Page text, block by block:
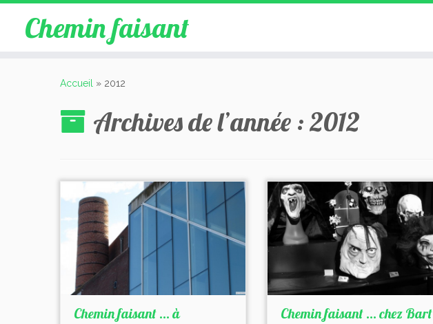
Chemin faisant
Accueil » 2012
Archives de l’année :2012
Chemin faisant … à
Chemin faisant … chez Bart